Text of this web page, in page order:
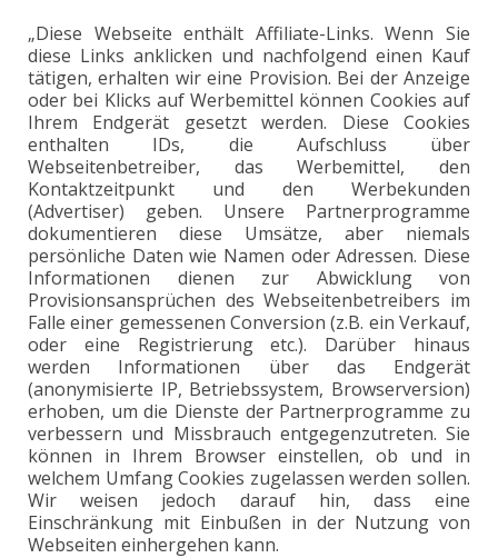
„Diese Webseite enthält Affiliate-Links. Wenn Sie
diese Links anklicken und nachfolgend einen Kauf
tätigen, erhalten wir eine Provision. Bei der Anzeige
oder bei Klicks auf Werbemittel können Cookies auf
Ihrem Endgerät gesetzt werden. Diese Cookies
enthalten IDs, die Aufschluss über
Webseitenbetreiber, das Werbemittel, den
Kontaktzeitpunkt und den Werbekunden
(Advertiser) geben. Unsere Partnerprogramme
dokumentieren diese Umsätze, aber niemals
persönliche Daten wie Namen oder Adressen. Diese
Informationen dienen zur Abwicklung von
Provisionsansprüchen des Webseitenbetreibers im
Falle einer gemessenen Conversion (z.B. ein Verkauf,
oder eine Registrierung etc.). Darüber hinaus
werden Informationen über das Endgerät
(anonymisierte IP, Betriebssystem, Browserversion)
erhoben, um die Dienste der Partnerprogramme zu
verbessern und Missbrauch entgegenzutreten. Sie
können in Ihrem Browser einstellen, ob und in
welchem Umfang Cookies zugelassen werden sollen.
Wir weisen jedoch darauf hin, dass eine
Einschränkung mit Einbußen in der Nutzung von
Webseiten einhergehen kann.